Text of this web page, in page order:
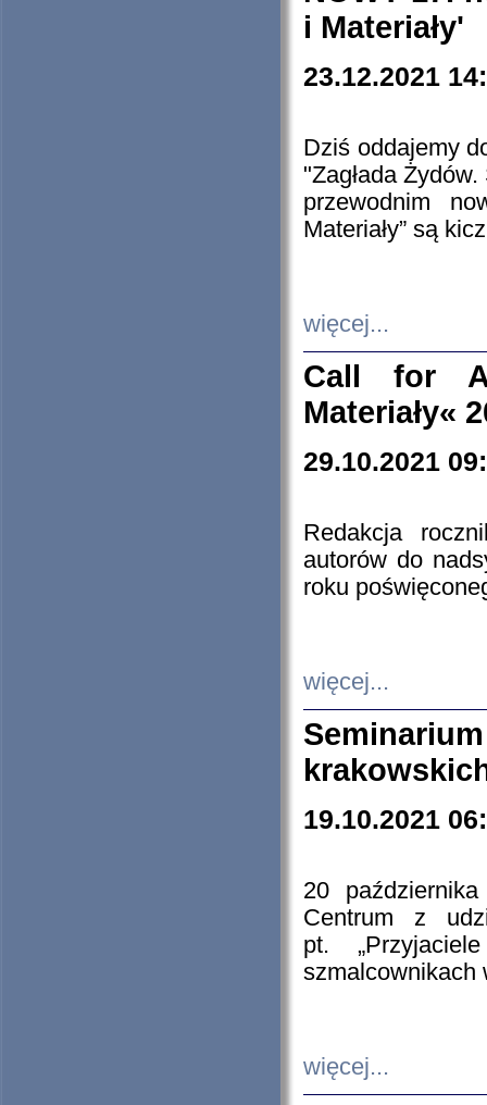
i Materiały'
23.12.2021
Dziś oddajemy
"Zagłada
przewodnim
Materiały” są
więcej...
Call for
Materiały«
29.10.2021
Redakcja
autorów do
roku
więcej...
19.10.2021
20
Centrum z
pt.
szmalcownikach
więcej...